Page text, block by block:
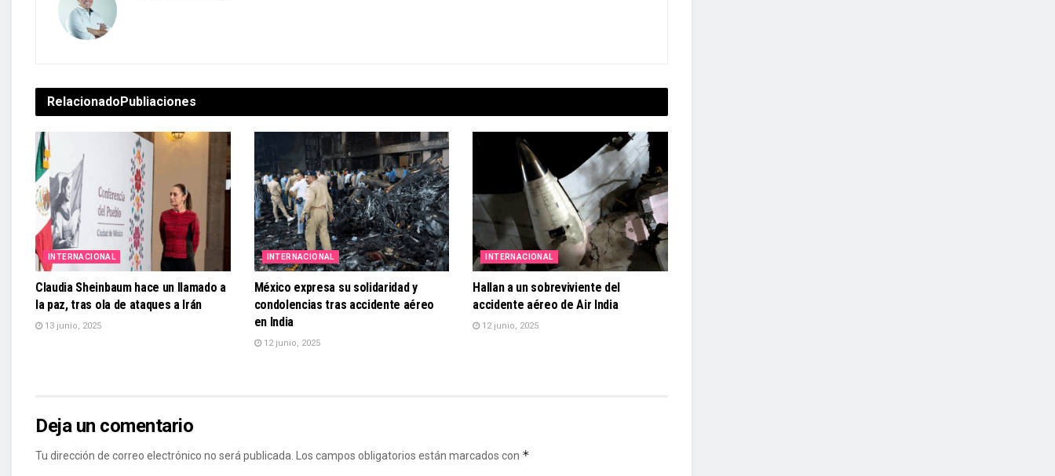
RelacionadoPubliaciones
INTERNACIONAL
Claudia Sheinbaum hace un llamado a
la paz, tras ola de ataques a Irán
13 junio, 2025
INTERNACIONAL
México expresa su solidaridad y
condolencias tras accidente aéreo
en India
12 junio, 2025
INTERNACIONAL
Hallan a un sobreviviente del
accidente aéreo de Air India
12 junio, 2025
Deja un comentario
Tu dirección de correo electrónico no será publicada. Los campos obligatorios están marcados con *